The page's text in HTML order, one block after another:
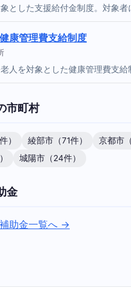
とした支援給付金制度。対象者
康管理費支給制度
人を対象とした健康管理費支
市町村
） 綾部市（71件） 京都市
城陽市（24件）
金
助金一覧へ →